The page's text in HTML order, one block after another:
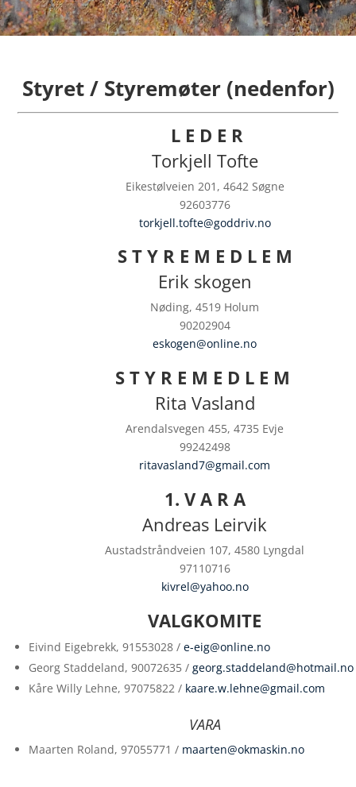
Styret / Styremøter (nedenfor)
L E D E R
Torkjell Tofte
Eikestølveien 201, 4642 Søgne
92603776
torkjell.tofte@goddriv.no
S T Y R E M E D L E M
Erik skogen
Nøding, 4519 Holum
90202904
eskogen@online.no
S T Y R E M E D L E M
Rita Vasland
Arendalsvegen 455, 4735 Evje
99242498
ritavasland7@gmail.com
1. V A R A
Andreas Leirvik
Austadstråndveien 107, 4580 Lyngdal
97110716
kivrel@yahoo.no
VALGKOMITE
Eivind Eigebrekk, 91553028 /e-eig@online.no
Georg Staddeland, 90072635 /georg.staddeland@hotmail.no
Kåre Willy Lehne, 97075822 / kaare.w.lehne@gmail.com
VARA
Maarten Roland, 97055771 / maarten@okmaskin.no